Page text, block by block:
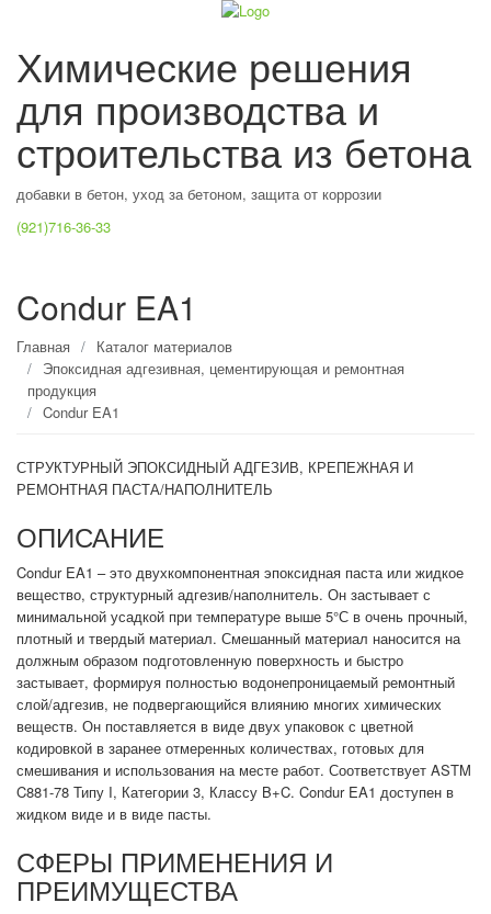
Химические решения
для производства и
строительства из бетона
добавки в бетон, уход за бетоном, защита от коррозии
(921)716-36-33
Condur EA1
Главная
Каталог материалов
Эпоксидная адгезивная, цементирующая и ремонтная
продукция
Condur EA1
СТРУКТУРНЫЙ ЭПОКСИДНЫЙ АДГЕЗИВ, КРЕПЕЖНАЯ И
РЕМОНТНАЯ ПАСТА/НАПОЛНИТЕЛЬ
ОПИСАНИЕ
Condur EA1 – это двухкомпонентная эпоксидная паста или жидкое
вещество, структурный адгезив/наполнитель. Он застывает с
минимальной усадкой при температуре выше 5°С в очень прочный,
плотный и твердый материал. Смешанный материал наносится на
должным образом подготовленную поверхность и быстро
застывает, формируя полностью водонепроницаемый ремонтный
слой/адгезив, не подвергающийся влиянию многих химических
веществ. Он поставляется в виде двух упаковок с цветной
кодировкой в заранее отмеренных количествах, готовых для
смешивания и использования на месте работ. Соответствует ASTM
C881-78 Типу I, Категории 3, Классу B+C. Condur EA1 доступен в
жидком виде и в виде пасты.
СФЕРЫ ПРИМЕНЕНИЯ И
ПРЕИМУЩЕСТВА